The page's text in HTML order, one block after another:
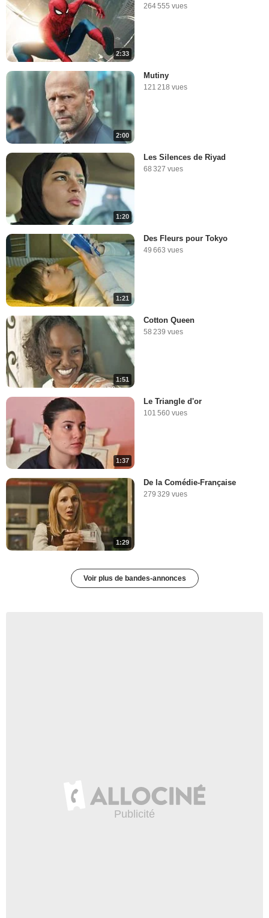
2:33
264 555 vues
2:00
Mutiny
121 218 vues
1:20
Les Silences de Riyad
68 327 vues
1:21
Des Fleurs pour Tokyo
49 663 vues
1:51
Cotton Queen
58 239 vues
1:37
Le Triangle d'or
101 560 vues
1:29
De la Comédie-Française
279 329 vues
Voir plus de bandes-annonces